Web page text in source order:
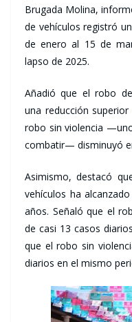
Brugada Molina,
de vehículos registró
de enero al 15 de
lapso de 2025.
Añadió que el robo
una reducción
robo sin violencia
combatir— disminuyó
Asimismo, destacó
vehículos ha
años. Señaló que el
de casi 13 casos
que el robo sin
diarios en el mismo